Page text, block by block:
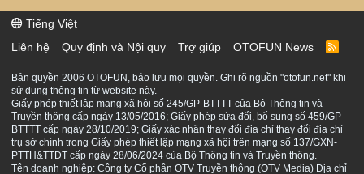
Tiếng Việt
Liên hệ
Quy định và Nội quy Trợ giúp OTOFUN News
R
S
Bản quyền 2006 OTOFUN, bảo lưu mọi quyền. Ghi rõ nguồn "otofun.net" khi
sử dụng thông tin từ website này.
Giấy phép thiết lập mạng xã hội số 245/GP-BTTTT của Bộ Thông tin và
Truyền thông cấp ngày 13/05/2016; Giấy phép sửa đổi, bổ sung số 459/GP-
BTTTT cấp ngày 28/10/2019; Giấy xác nhận thay đổi địa chỉ thay đổi địa chỉ
trụ sở chính trong Giấy phép thiết lập mạng xã hội trên mạng số 137/GXN-
PTTH&TTĐT cấp ngày 28/06/2024 của Bộ Thông tin và Truyền thông.
Tên doanh nghiệp: Công ty Cổ phần OTV Truyền thông (OTV Media) Địa chỉ